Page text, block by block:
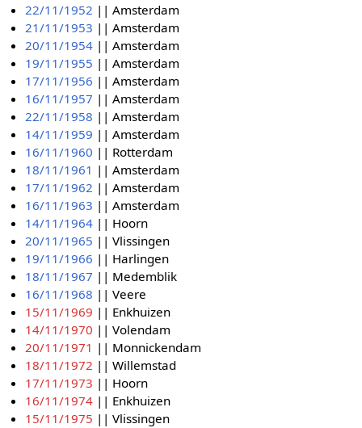
22/11/1952 || Amsterdam
21/11/1953 || Amsterdam
20/11/1954 || Amsterdam
19/11/1955 || Amsterdam
17/11/1956 || Amsterdam
16/11/1957 || Amsterdam
22/11/1958 || Amsterdam
14/11/1959 || Amsterdam
16/11/1960 || Rotterdam
18/11/1961 || Amsterdam
17/11/1962 || Amsterdam
16/11/1963 || Amsterdam
14/11/1964 || Hoorn
20/11/1965 || Vlissingen
19/11/1966 || Harlingen
18/11/1967 || Medemblik
16/11/1968 || Veere
15/11/1969 || Enkhuizen
14/11/1970 || Volendam
20/11/1971 || Monnickendam
18/11/1972 || Willemstad
17/11/1973 || Hoorn
16/11/1974 || Enkhuizen
15/11/1975 || Vlissingen